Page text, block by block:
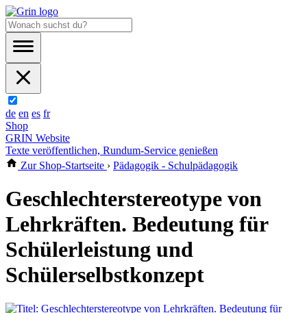
de en es fr
Shop
GRIN Website
Texte veröffentlichen, Rundum-Service genießen
Zur Shop-Startseite › Pädagogik - Schulpädagogik
Geschlechterstereotype von
Lehrkräften. Bedeutung für
Schülerleistung und
Schülerselbstkonzept